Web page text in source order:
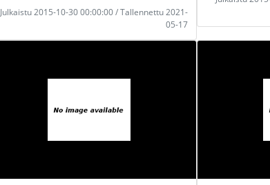
Julkaistu 2015-10-30 00:00:00 / Tallennettu 2021-
05-17